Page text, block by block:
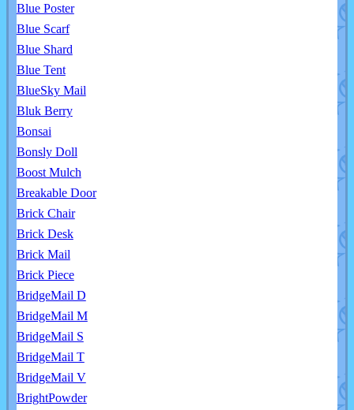
Blue Poster
Blue Scarf
Blue Shard
Blue Tent
BlueSky Mail
Bluk Berry
Bonsai
Bonsly Doll
Boost Mulch
Breakable Door
Brick Chair
Brick Desk
Brick Mail
Brick Piece
BridgeMail D
BridgeMail M
BridgeMail S
BridgeMail T
BridgeMail V
BrightPowder